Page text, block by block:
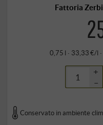
Fattoria
0,75 l · 33,33 €/l ·
+
–
Conservato in ambiente